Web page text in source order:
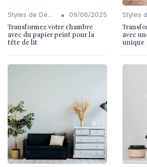
Styles de Décoration Intérieure • 09/06/2025
Transformez votre chambre
avec du papier peint pour la
tête de lit
avec
unique